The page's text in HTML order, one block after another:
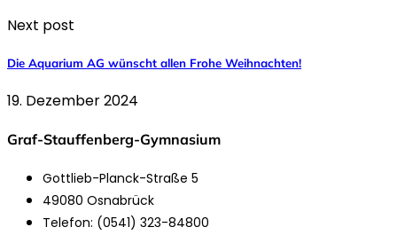
Next post
Die Aquarium AG wünscht allen Frohe Weihnachten!
19. Dezember 2024
Graf-Stauffenberg-Gymnasium
Gottlieb-Planck-Straße 5
49080 Osnabrück
Telefon: (0541) 323-84800